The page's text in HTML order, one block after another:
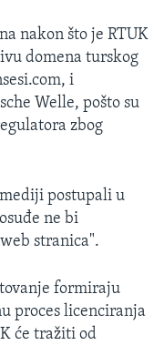
nakon što je RTUK
domena turskog
i
Welle, pošto su
zbog
postupali u
ne bi
stranica".
formiraju
proces licenciranja
će tražiti od